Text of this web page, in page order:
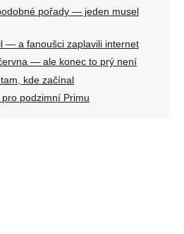
pořady — jeden musel
— a fanoušci zaplavili internet
— ale konec to prý není
kde začínal
podzimní Primu